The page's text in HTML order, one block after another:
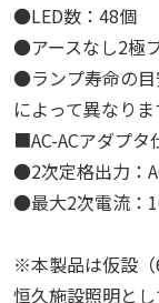
●LED数：48個
●アースなし2極
●ランプ寿命の目
によって異なりま
■AC-ACアダプタ
●2次定格出力：
●最大2次電流：
※本製品は仮設（
恒久施設照明とし